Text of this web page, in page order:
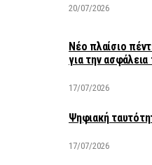
20/07/2026
Νέο πλαίσιο
για την
17/07/2026
Ψηφιακή
17/07/2026